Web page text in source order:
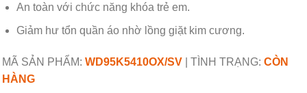
An toàn với chức năng khóa trẻ em.
Giảm hư tổn quần áo nhờ lồng giặt kim cương.
MÃ SẢN PHẨM: WD95K5410OX/SV TÌNH TRẠNG: CÒN
HÀNG